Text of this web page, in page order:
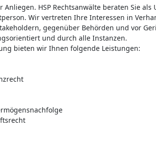
HSP Rechtsanwälte beraten Sie als
Wir vertreten Ihre Interessen in
gegenüber Behörden und vor
und durch alle Instanzen.
bieten wir Ihnen folgende Leistungen: